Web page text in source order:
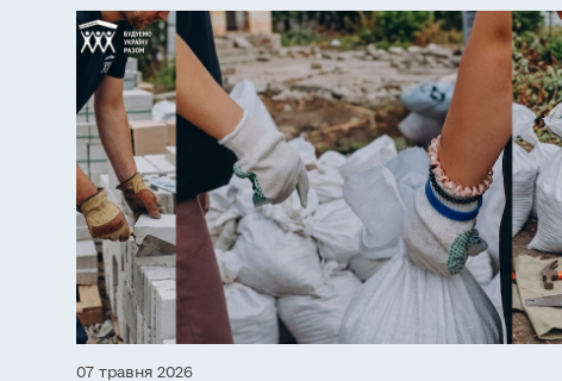
07 травня 2026